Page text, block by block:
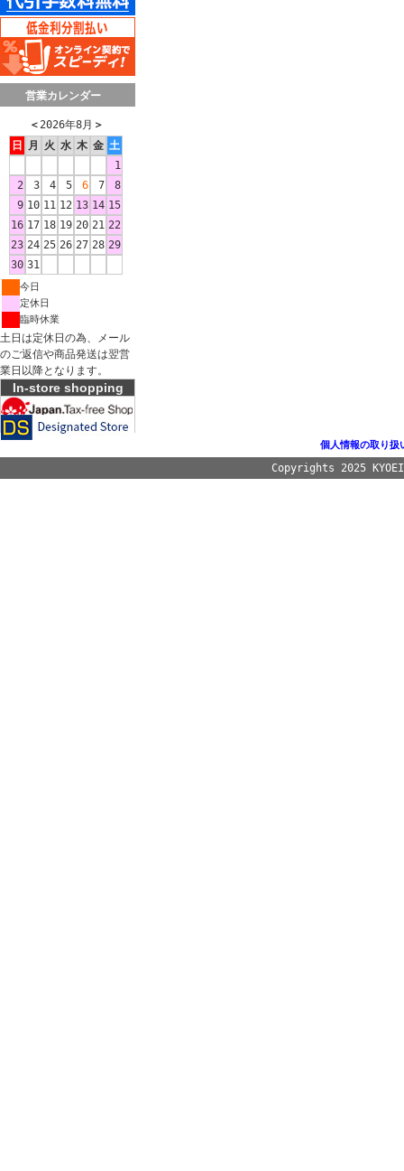
営業カレンダー
＜ 2026年8月 ＞
日
月 火 水 木 金 土
1
2
3 4 5 6 7
8
9 10 11 12 13 14 15
16 17 18 19 20 21 22
23 24 25 26 27 28 29
30 31
今日
定休日
臨時休業
土日は定休日の為、メール
のご返信や商品発送は翌営
業日以降となります。
In-store shopping
個人情報の取り扱
Copyrights 2025